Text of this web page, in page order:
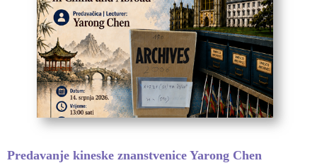
Predavanje kineske znanstvenice Yarong Chen